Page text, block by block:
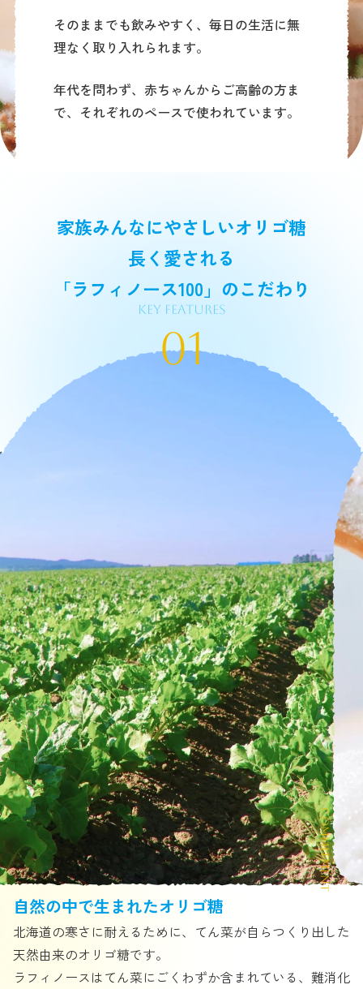
そのままでも飲みやすく、毎日の生活に無
理なく取り入れられます。
年代を問わず、赤ちゃんからご高齢の方ま
で、それぞれのペースで使われています。
家族みんなにやさしいオリゴ糖
長く愛される
「ラフィノース100」のこだわり
Key Features
01
自然の中で生まれたオリゴ糖
北海道の寒さに耐えるために、てん菜が自らつくり出した
天然由来のオリゴ糖です。
ラフィノースはてん菜にごくわずか含まれている、難消化
Commitment